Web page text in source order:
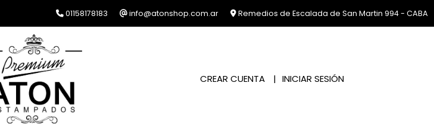
01158178183 info@atonshop.com.ar Remedios de Escalada de San Martin 994 - CABA
CREAR CUENTA INICIAR SESIÓN